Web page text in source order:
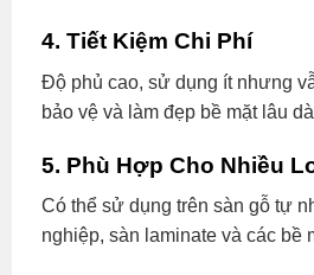
4. Tiết Kiệm Chi Phí
Độ phủ cao, sử dụng ít nhưng
bảo vệ và làm đẹp bề mặt lâu
5. Phù Hợp Cho Nhiều
Có thể sử dụng trên sàn gỗ tự
nghiệp, sàn laminate và các bề